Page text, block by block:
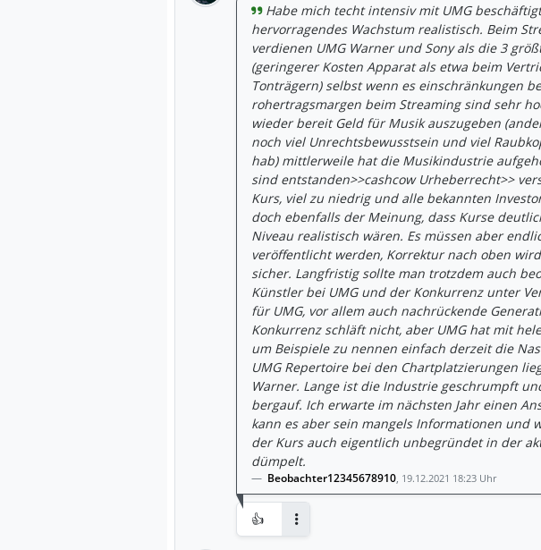
Habe mich techt intensiv mit UMG
hervorragendes Wachstum realistisch. Beim
verdienen UMG Warner und Sony als die 3
(geringerer Kosten Apparat als etwa beim
Tonträgern) selbst wenn es einschränkungen
rohertragsmargen beim Streaming sind sehr
wieder bereit Geld für Musik auszugeben
noch viel Unrechtsbewusstsein und viel
hab) mittlerweile hat die Musikindustrie
sind entstanden>>cashcow Urheberrecht>>
Kurs, viel zu niedrig und alle bekannten
doch ebenfalls der Meinung, dass Kurse
Niveau realistisch wären. Es müssen aber
veröffentlicht werden, Korrektur nach oben
sicher. Langfristig sollte man trotzdem auch
Künstler bei UMG und der Konkurrenz unter
für UMG, vor allem auch nachrückende
Konkurrenz schläft nicht, aber UMG hat mit
um Beispiele zu nennen einfach derzeit die
UMG Repertoire bei den Chartplatzierungen
Warner. Lange ist die Industrie geschrumpft
bergauf. Ich erwarte im nächsten Jahr einen
kann es aber sein mangels Informationen und
der Kurs auch eigentlich unbegründet in der
dümpelt.
Beobachter12345678910, 19.12.2021 18:23 Uhr
👍